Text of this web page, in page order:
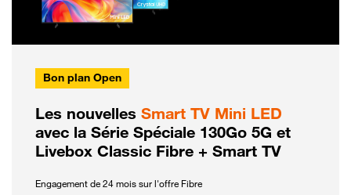
Bon plan Open
Les nouvelles Smart TV Mini LED
avec la Série Spéciale 130Go 5G et
Livebox Classic Fibre + Smart TV
Engagement de 24 mois sur l'offre Fibre